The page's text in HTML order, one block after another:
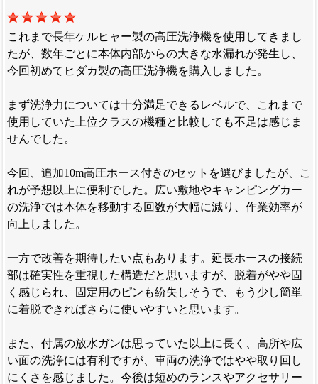
これまで長年ケルヒャー製の高圧洗浄機を使用してきまし
たが、数年ごとに本体内部からの大きな水漏れが発生し、
今回初めてヒダカ製の高圧洗浄機を購入しました。
まず洗浄力については十分満足できるレベルで、これまで
使用していた上位クラスの機種と比較しても不足は感じま
せんでした。
今回、追加10m高圧ホース付きのセットを選びましたが、こ
れが予想以上に便利でした。広い敷地やキャンピングカー
の洗浄では本体を移動する回数が大幅に減り、作業効率が
向上しました。
一方で改善を期待したい点もあります。延長ホースの接続
部は確実性を重視した構造だと思いますが、脱着がやや固
く感じられ、固定用のピンも紛失しそうで、もう少し簡単
に着脱できればさらに使いやすいと思います。
また、付属の放水ガンは思っていた以上に長く、高所や広
い面の洗浄には有利ですが、車両の洗浄ではやや取り回し
にくさを感じました。今後は短めのランスやアクセサリー